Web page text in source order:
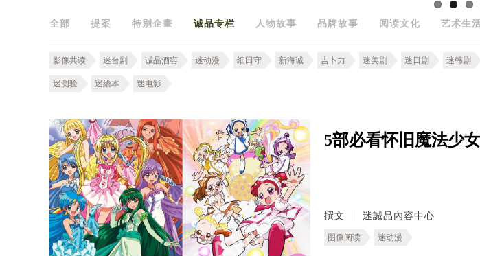
全部 提案 特別企畫 诚品专栏 人物故事 品牌故事 阅读文化 艺术生
影像共读 迷台剧 诚品酒窖 迷动漫 细田守 新海诚 吉卜力 迷美剧 迷日剧 迷韩剧
迷测验 迷繪本 迷电影
5部必看怀旧魔法少
撰文 迷誠品內容中心
图像阅读 迷动漫